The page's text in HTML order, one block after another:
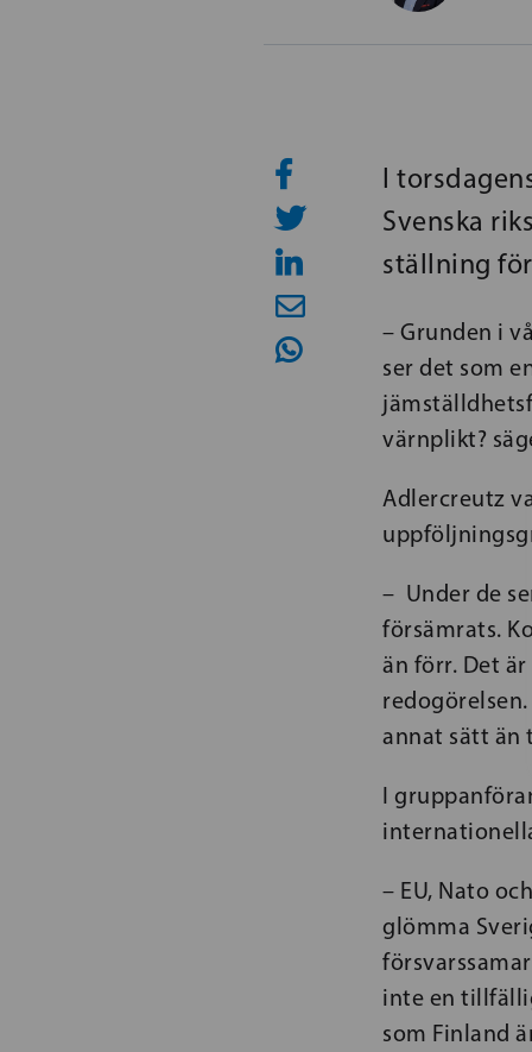
I
Svenska
ställning
– Grunden i
ser det som
värnplikt?
Adlercreutz
– Under de
försämrats.
än förr. Det
annat sätt än
I
– EU, Nato
glömma
inte en
som Finland